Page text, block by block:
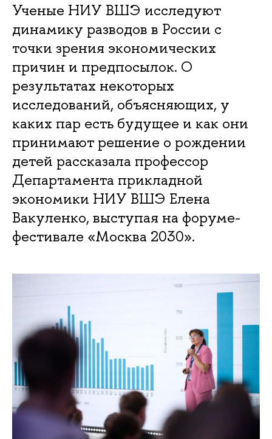
Ученые НИУ ВШЭ исследуют
динамику разводов в России с
точки зрения экономических
причин и предпосылок. О
результатах некоторых
исследований, объясняющих, у
каких пар есть будущее и как они
принимают решение о рождении
детей рассказала профессор
Департамента прикладной
экономики НИУ ВШЭ Елена
Вакуленко, выступая на форуме-
фестивале «Москва 2030».